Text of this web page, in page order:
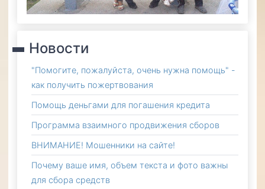
Новости
"Помогите, пожалуйста, очень нужна помощь" -
как получить пожертвования
Помощь деньгами для погашения кредита
Программа взаимного продвижения сборов
ВНИМАНИЕ! Мошенники на сайте!
Почему ваше имя, объем текста и фото важны
для сбора средств